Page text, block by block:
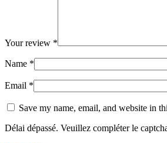
Your review *
Name *
Email *
Save my name, email, and website in
Délai dépassé. Veuillez compléter le